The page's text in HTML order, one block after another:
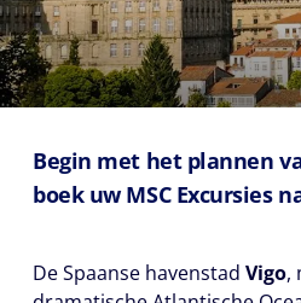
Begin met het plannen
boek uw MSC Excursies
De Spaanse havenstad Vigo,